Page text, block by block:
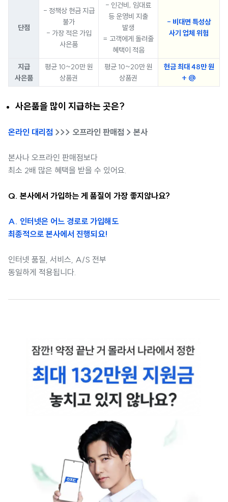
단점
- 정책상 현금 지급
불가
- 가장 적은 가입
사은품
- 인건비, 임대료
등 운영비 지출
발생
= 고객에게 돌려줄
혜택이 적음
- 비대면 특성상
사기 업체 위험
지급
사은품
평균 10~20만 원
상품권
평균 10~20만 원
상품권
현금 최대 48만 원
+ @
사은품을 많이 지급하는 곳은?
온라인 대리점 >>> 오프라인 판매점 > 본사
본사나 오프라인 판매점보다
최소 2배 많은 혜택을 받을 수 있어요.
Q. 본사에서 가입하는 게 품질이 가장 좋지않나요?
A. 인터넷은 어느 경로로 가입해도
최종적으로 본사에서 진행되요!
인터넷 품질, 서비스, A/S 전부
동일하게 적용됩니다.